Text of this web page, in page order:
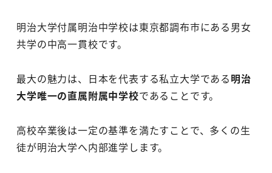
明治大学付属明治中学校は東京都調布市にある男女
共学の中高一貫校です。
最大の魅力は、日本を代表する私立大学である明治
大学唯一の直属附属中学校であることです。
高校卒業後は一定の基準を満たすことで、多くの生
徒が明治大学へ内部進学します。